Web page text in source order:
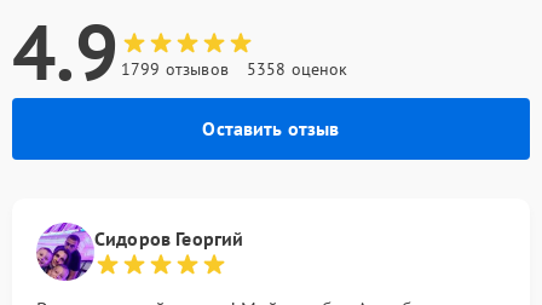
4.9 1799 отзывов 5358 оценок
Оставить отзыв
Сидоров Георгий